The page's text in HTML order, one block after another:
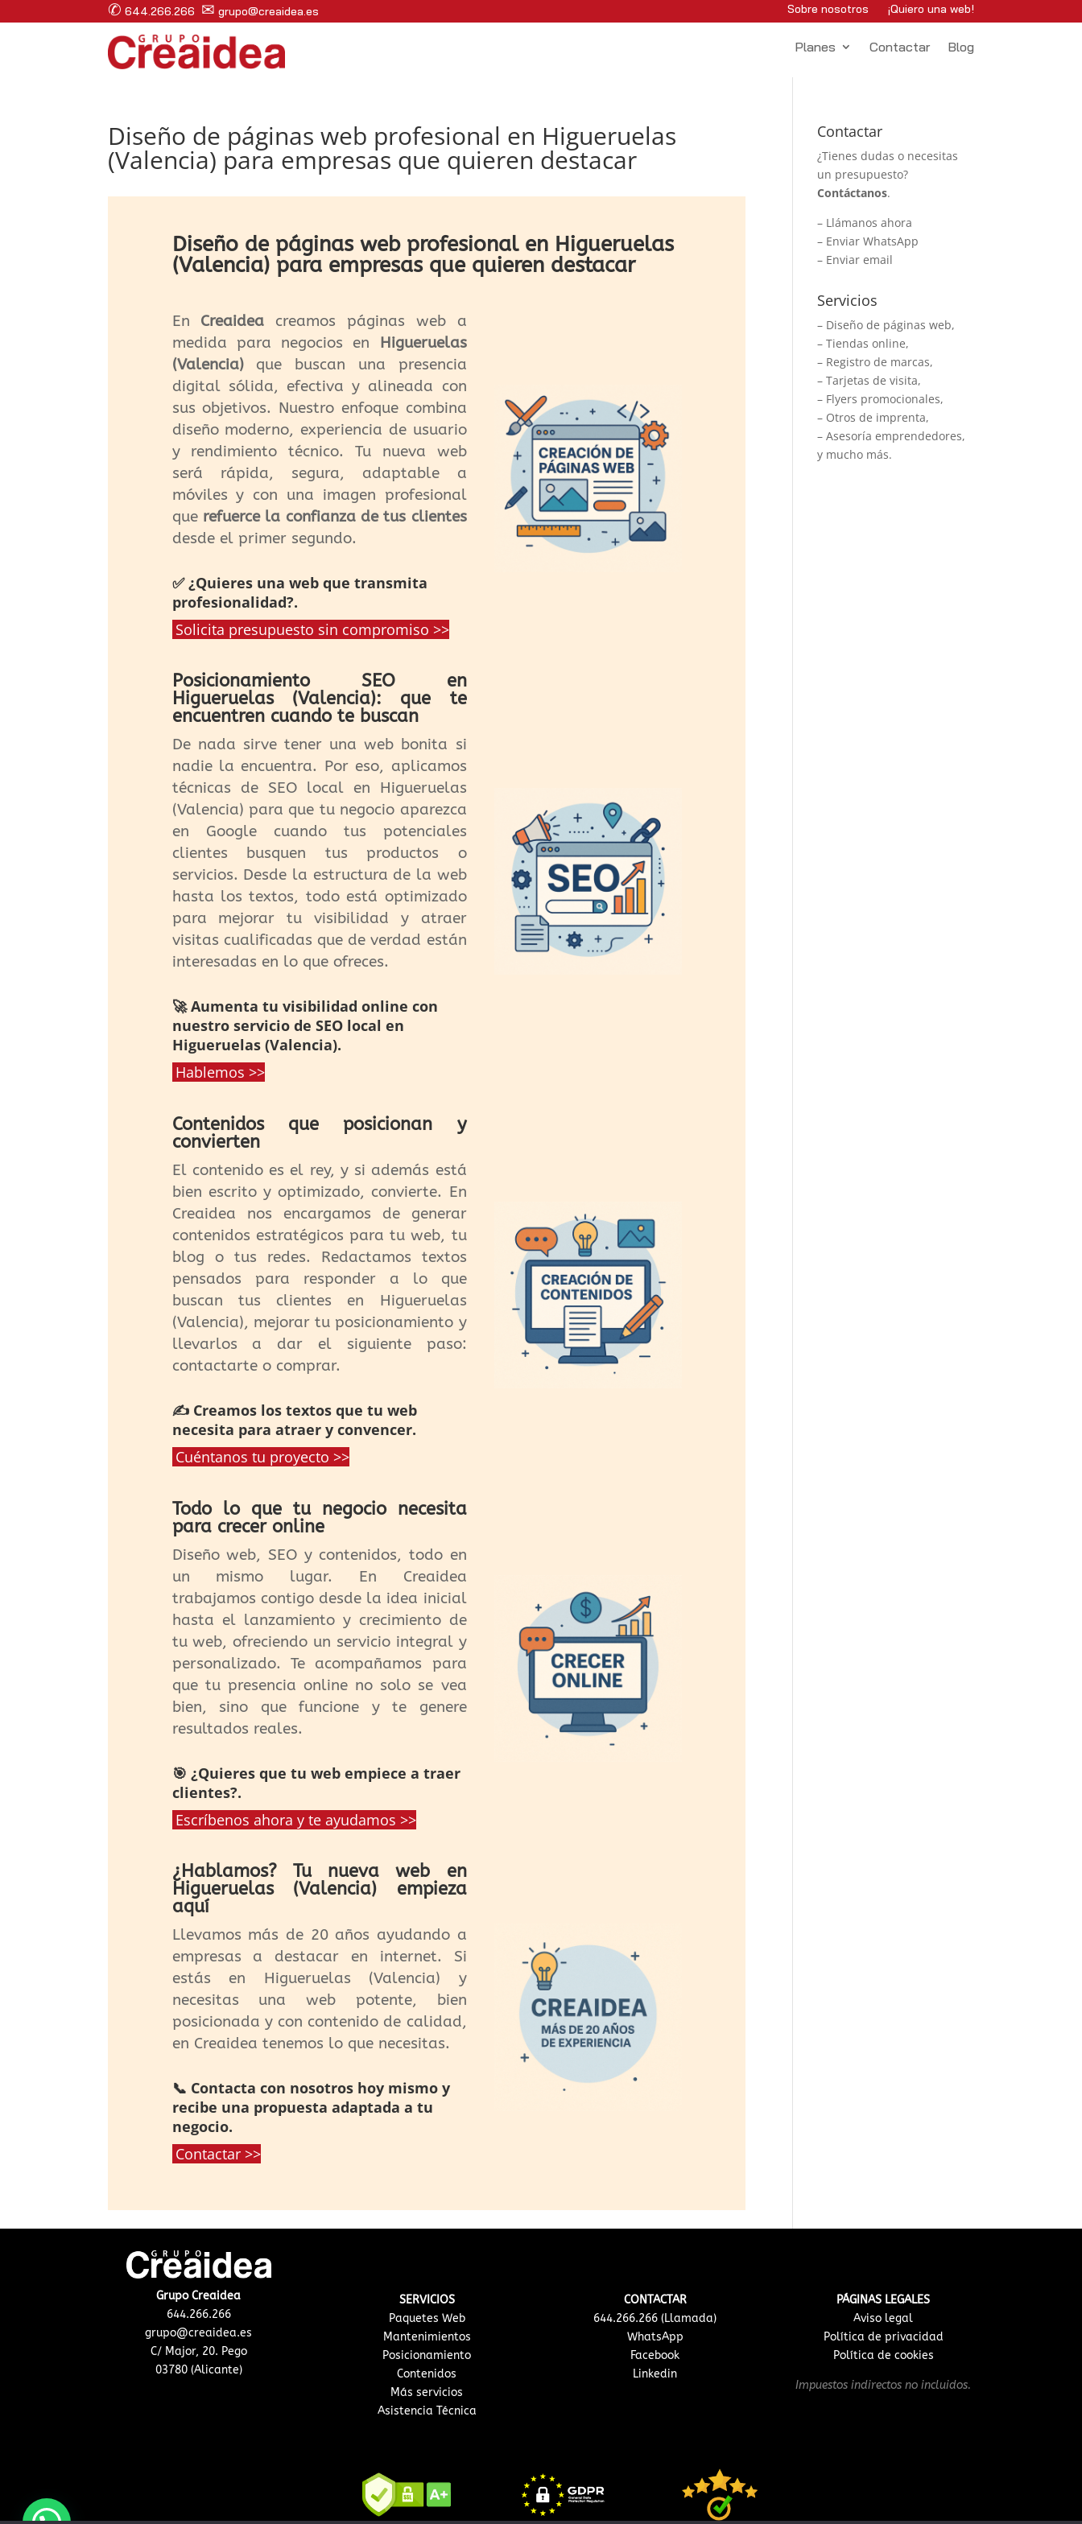
✆ 644.266.266 ✉ grupo@creaidea.es Sobre nosotros ¡Quiero una web!
Planes Contactar Blog
Diseño de páginas web profesional en Higueruelas
(Valencia) para empresas que quieren destacar
Diseño de páginas web profesional en Higueruelas
(Valencia) para empresas que quieren destacar
En Creaidea creamos páginas web a
medida para negocios en Higueruelas
(Valencia)que buscan una presencia
digital sólida, efectiva y alineada con
sus objetivos. Nuestro enfoque combina
diseño moderno, experiencia de usuario
y rendimiento técnico. Tu nueva web
será rápida, segura, adaptable a
móviles y con una imagen profesional
que refuerce la confianza de tus clientes
desde el primer segundo.
✅ ¿Quieres una web que transmita
profesionalidad?.
Solicita presupuesto sin compromiso >>
Posicionamiento SEO en
Higueruelas (Valencia): que te
encuentren cuando te buscan
De nada sirve tener una web bonita si
nadie la encuentra. Por eso, aplicamos
técnicas de SEO local en Higueruelas
(Valencia) para que tu negocio aparezca
en Google cuando tus potenciales
clientes busquen tus productos o
servicios. Desde la estructura de la web
hasta los textos, todo está optimizado
para mejorar tu visibilidad y atraer
visitas cualificadas que de verdad están
interesadas en lo que ofreces.
🚀 Aumenta tu visibilidad online con
nuestro servicio de SEO local en
Higueruelas (Valencia).
Hablemos >>
Contenidos que posicionan y
convierten
El contenido es el rey, y si además está
bien escrito y optimizado, convierte. En
Creaidea nos encargamos de generar
contenidos estratégicos para tu web, tu
blog o tus redes. Redactamos textos
pensados para responder a lo que
buscan tus clientes en Higueruelas
(Valencia), mejorar tu posicionamiento y
llevarlos a dar el siguiente paso:
contactarte o comprar.
✍️ Creamos los textos que tu web
necesita para atraer y convencer.
Cuéntanos tu proyecto >>
Todo lo que tu negocio necesita
para crecer online
Diseño web, SEO y contenidos, todo en
un mismo lugar. En Creaidea
trabajamos contigo desde la idea inicial
hasta el lanzamiento y crecimiento de
tu web, ofreciendo un servicio integral y
personalizado. Te acompañamos para
que tu presencia online no solo se vea
bien, sino que funcione y te genere
resultados reales.
🎯 ¿Quieres que tu web empiece a traer
clientes?.
Escríbenos ahora y te ayudamos >>
¿Hablamos? Tu nueva web en
Higueruelas (Valencia) empieza
aquí
Llevamos más de 20 años ayudando a
empresas a destacar en internet. Si
estás en Higueruelas (Valencia) y
necesitas una web potente, bien
posicionada y con contenido de calidad,
en Creaidea tenemos lo que necesitas.
📞 Contacta con nosotros hoy mismo y
recibe una propuesta adaptada a tu
negocio.
Contactar >>
Contactar
¿Tienes dudas o necesitas
un presupuesto?
Contáctanos.
– Llámanos ahora
– Enviar WhatsApp
– Enviar email
Servicios
– Diseño de páginas web,
– Tiendas online,
– Registro de marcas,
– Tarjetas de visita,
– Flyers promocionales,
– Otros de imprenta,
– Asesoría emprendedores,
y mucho más.
Grupo Creaidea
644.266.266
grupo@creaidea.es
C/ Major, 20. Pego
03780 (Alicante)
SERVICIOS
Paquetes Web
Mantenimientos
Posicionamiento
Contenidos
Más servicios
Asistencia Técnica
CONTACTAR
644.266.266 (Llamada)
WhatsApp
Facebook
Linkedin
PÁGINAS LEGALES
Aviso legal
Política de privacidad
Política de cookies
Impuestos indirectos no incluidos.